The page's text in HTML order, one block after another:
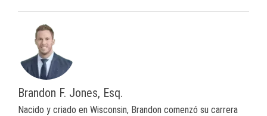
Brandon F. Jones, Esq.
Nacido y criado en Wisconsin, Brandon comenzó su carrera